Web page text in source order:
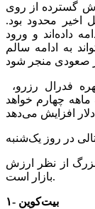
که شاهد فروش گسترده از روی
اخیر محدود بود.
داده‌اند و ورود
به ادامه سالم
چهارم خواهد
در روز یک‌شنبه
۱۰ ارز دیجیتالی بزرگ از نظر ارزش
بازار است.
۱- بیت‌کوین